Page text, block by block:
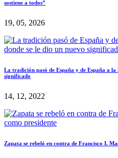
sostiene a todos”
19, 05, 2026
La tradición pasó de España y de España a la
significado
14, 12, 2022
Zapata se rebeló en contra de Francisco I.